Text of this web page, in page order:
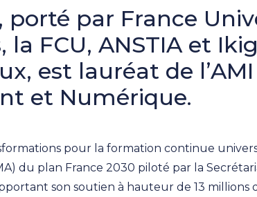
porté par France
la FCU, ANSTIA et
est lauréat de
et Numérique.
pour la formation continue
du plan France 2030 piloté par la
son soutien à hauteur de 13 millions